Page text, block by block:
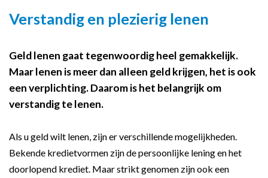
Verstandig en plezierig lenen
Geld lenen gaat tegenwoordig heel gemakkelijk.
Maar lenen is meer dan alleen geld krijgen, het is ook
een verplichting. Daarom is het belangrijk om
verstandig te lenen.
Als u geld wilt lenen, zijn er verschillende mogelijkheden.
Bekende kredietvormen zijn de persoonlijke lening en het
doorlopend krediet. Maar strikt genomen zijn ook een